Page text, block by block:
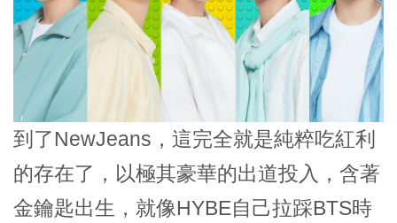
到了NewJeans，這完全就是純粹吃紅利
的存在了，以極其豪華的出道投入，含著
金鑰匙出生，就像HYBE自己拉踩BTS時